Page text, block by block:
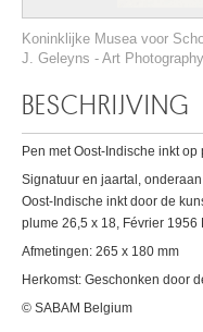
Koninklijke Musea voor
J. Geleyns - Art Photography
BESCHRIJVING
Pen met Oost-Indische inkt op
Signatuur en jaartal,
Oost-Indische inkt door de
plume 26,5 x 18, Février 1956
Afmetingen: 265 x 180 mm
Herkomst: Geschonken door
© SABAM Belgium